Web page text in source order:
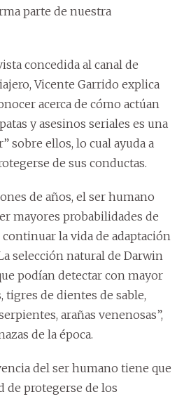
parte de nuestra
concedida al canal de
Vicente Garrido explica
acerca de cómo actúan
y asesinos seriales es una
sobre ellos, lo cual ayuda a
de sus conductas.
de años, el ser humano
mayores probabilidades de
la vida de adaptación
selección natural de Darwin
podían detectar con mayor
tigres de dientes de sable,
arañas venenosas”,
de la época.
del ser humano tiene que
de protegerse de los